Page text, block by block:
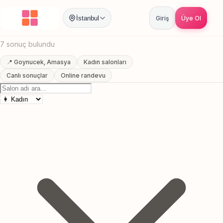
İstanbul Giriş Üye Ol
Anasayfa / Amasya Goynucek / Kadın Kuaförü
Goynucek, Amasya Kadın Kuaförü
7 sonuç bulundu
📍 Goynucek, Amasya
Kadın salonları
Canlı sonuçlar
Online randevu